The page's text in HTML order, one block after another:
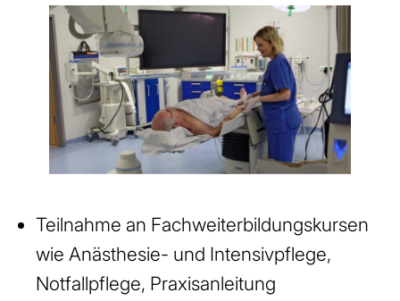
Teilnahme an Fachweiterbildungskursen
wie Anästhesie- und Intensivpflege,
Notfallpflege, Praxisanleitung